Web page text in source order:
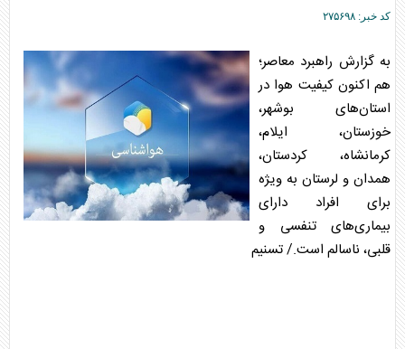
کد خبر: ۲۷۵۶۹۸
به گزارش راهبرد معاصر؛
هم اکنون کیفیت هوا در
استان‌های بوشهر،
خوزستان، ایلام،
کرمانشاه، کردستان،
همدان و لرستان به ویژه
برای افراد دارای
بیماری‌های تنفسی و
قلبی، ناسالم است./ تسنیم